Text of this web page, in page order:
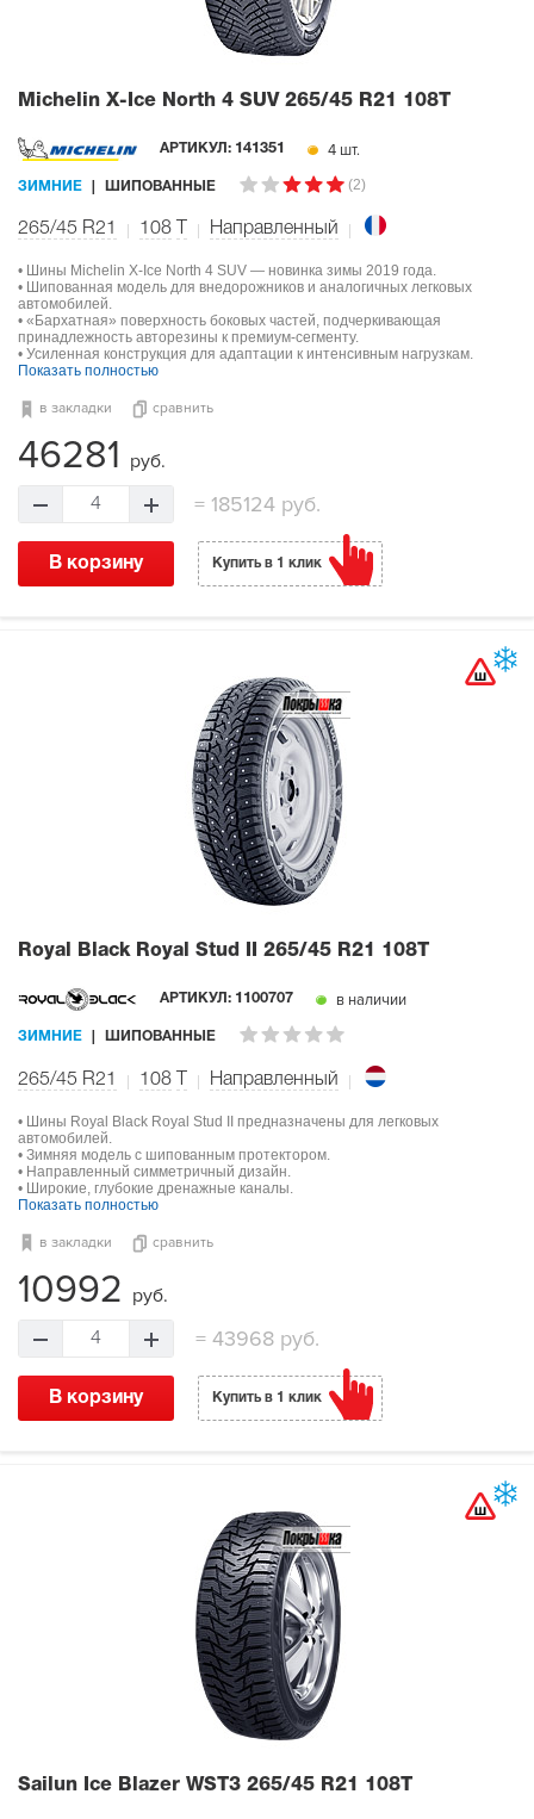
Michelin X-Ice North 4 SUV 265/45 R21 108T
АРТИКУЛ: 141351 4 шт.
ЗИМНИЕ ШИПОВАННЫЕ (2)
265/45 R21 108 Направленный
• Шины Michelin X-Ice North 4 SUV — новинка зимы 2019 года.
• Шипованная модель для внедорожников и аналогичных легковых
автомобилей.
• «Бархатная» поверхность боковых частей, подчеркивающая
принадлежность авторезины к премиум-сегменту.
• Усиленная конструкция для адаптации к интенсивным нагрузкам.
Показать полностью
в закладки сравнить
46281 руб.
4 =185124 руб.
В корзину Купить в 1 клик
Royal Black Royal Stud II 265/45 R21 108T
АРТИКУЛ: 1100707 в наличии
ЗИМНИЕ ШИПОВАННЫЕ
265/45 R21 108 Направленный
• Шины Royal Black Royal Stud II предназначены для легковых
автомобилей.
• Зимняя модель с шипованным протектором.
• Направленный симметричный дизайн.
• Широкие, глубокие дренажные каналы.
Показать полностью
в закладки сравнить
10992 руб.
4 =43968 руб.
В корзину Купить в 1 клик
Sailun Ice Blazer WST3 265/45 R21 108T